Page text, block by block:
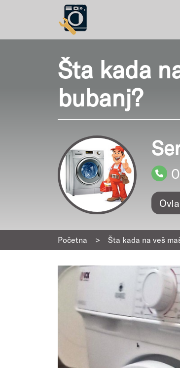
Šta kada
bubanj?
Početna > Šta kada na veš